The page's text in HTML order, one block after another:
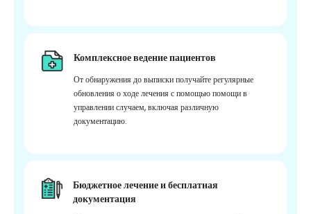
Комплексное ведение пациентов
От обнаружения до выписки получайте регулярные
обновления о ходе лечения с помощью помощи в
управлении случаем, включая различную
документацию.
Бюджетное лечение и бесплатная
документация